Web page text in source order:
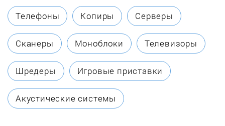
DanVex
De Dietrich
Defro
DON
Телефоны Копиры Серверы
Сканеры Моноблоки Телевизоры
Шредеры Игровые приставки
Акустические системы